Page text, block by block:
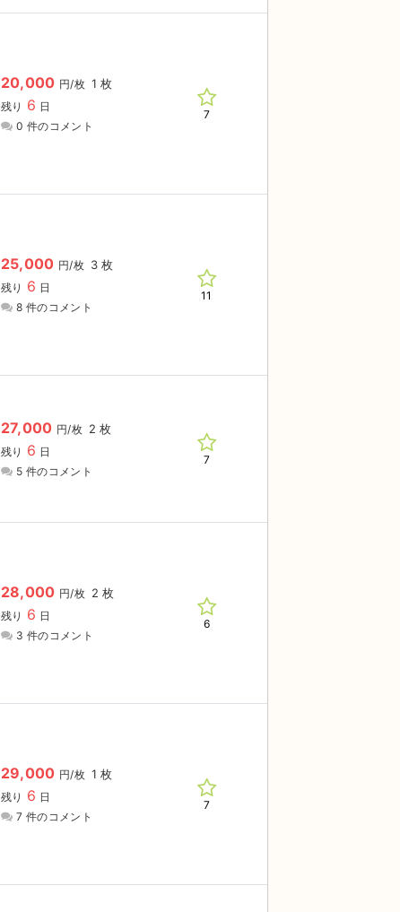
20,000 円/枚 1 枚
残り 6 日
0 件のコメント
7
25,000 円/枚 3 枚
残り 6 日
8 件のコメント
11
27,000 円/枚 2 枚
残り 6 日
5 件のコメント
7
28,000 円/枚 2 枚
残り 6 日
3 件のコメント
6
29,000 円/枚 1 枚
残り 6 日
7 件のコメント
7